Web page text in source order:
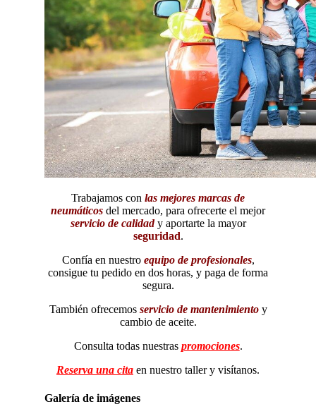
Trabajamos con las mejores marcas de
neumáticos del mercado, para ofrecerte el mejor
servicio de calidad y aportarte la mayor
seguridad.
Confía en nuestro equipo de profesionales,
consigue tu pedido en dos horas, y paga de forma
segura.
También ofrecemos servicio de mantenimientoy
cambio de aceite.
Consulta todas nuestras promociones.
Reserva una cita en nuestro taller y visítanos.
Galería de imágenes